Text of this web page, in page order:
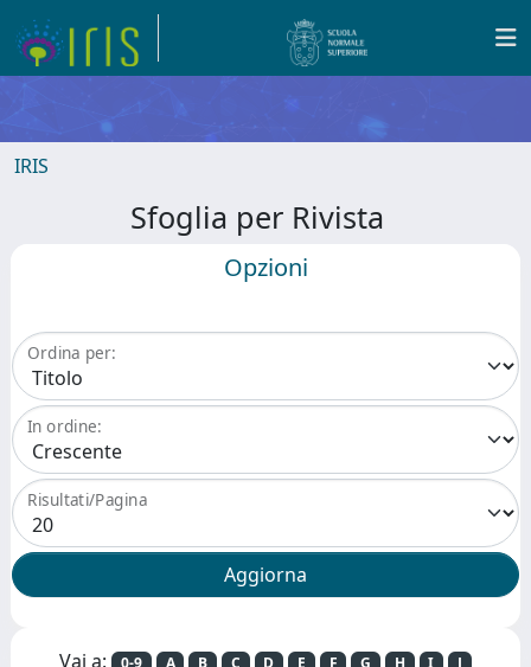
IRIS
Sfoglia per Rivista
Opzioni
Ordina per:
In ordine:
Risultati/Pagina
Vai a: 0-9 A B C D E F G H I
J